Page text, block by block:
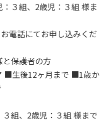
３組、2歳児：３組 様ま
電話にてお申し込みくだ
保護者の方
■生後12ヶ月まで ■1歳か
組、2歳児：３組 様まで